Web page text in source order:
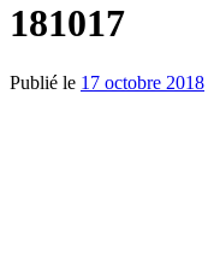
181017
Publié le 17 octobre 2018